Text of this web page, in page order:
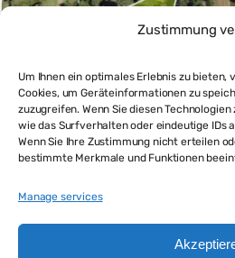
Zustimmung
Um Ihnen ein optimales Erlebnis zu
Cookies, um Geräteinformationen zu
zuzugreifen. Wenn Sie diesen
wie das Surfverhalten oder eindeutige IDs
Wenn Sie Ihre Zustimmung nicht erteilen
bestimmte Merkmale und Funktionen
Manage services
La Paloma Meerblick